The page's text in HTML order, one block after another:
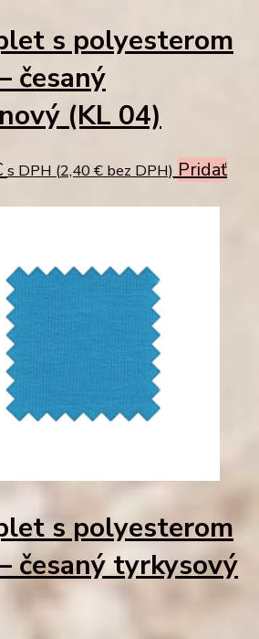
s polyesterom
česaný
(KL 04)
Current
s DPH (2,40 € bez DPH) Pridať
s polyesterom
česaný tyrkysový